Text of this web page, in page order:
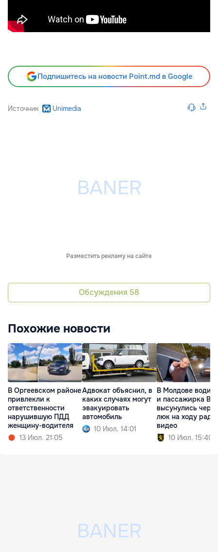
Подпишитесь на новости Point.md в Google
Источник Unimedia
Разместить рекламу на сайте
Обсуждения 58
Похожие новости
В Оргеевском районе
привлекли к
ответственности
нарушившую ПДД
женщину-водителя
13 Июл. 21:05
Адвокат объяснил, в
каких случаях могут
эвакуировать
автомобиль
10 Июл. 14:01
В Молдове
и пассажирка
высунулись через
люк на ходу ради
видео
10 Июл. 15:40